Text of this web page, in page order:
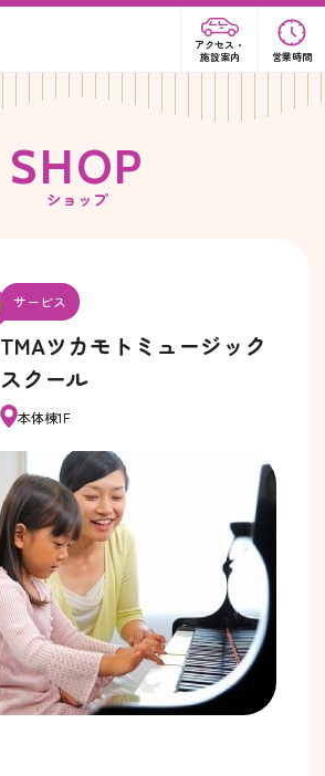
アクセス・
施設案内
営業時間
SHOP
ショップ
サービス
TMAツカモトミュージック
スクール
本体棟1F